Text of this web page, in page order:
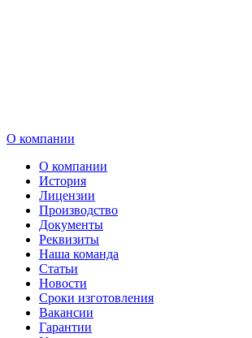
О компании
О компании
История
Лицензии
Производство
Документы
Реквизиты
Наша команда
Статьи
Новости
Сроки изготовления
Вакансии
Гарантии